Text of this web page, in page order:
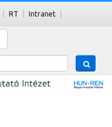
RT
Intranet